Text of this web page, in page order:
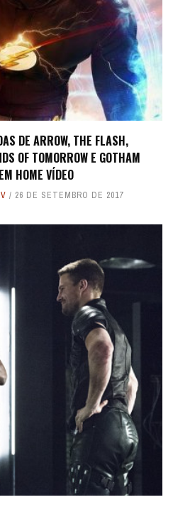
DE ARROW, THE FLASH,
OF TOMORROW E GOTHAM
HOME VÍDEO
26 DE SETEMBRO DE 2017